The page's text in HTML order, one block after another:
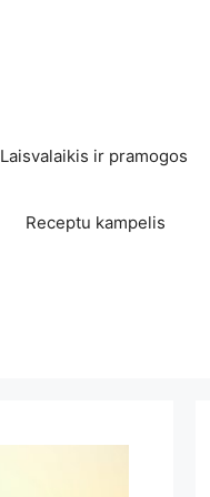
Laisvalaikis ir pramogos
Receptu kampelis